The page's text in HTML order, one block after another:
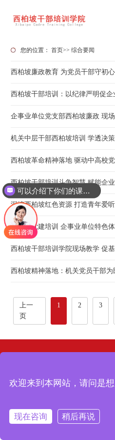
您的位置：首页>>综合要闻
西柏坡廉政教育 为党员干部守初
西柏坡干部培训：以纪律严明促企
企事业单位党支部西柏坡廉政 现
机关中层干部西柏坡培训 学透决
西柏坡革命精神落地 驱动中高校
西柏坡干部培训斗争智慧 赋能企
深挖西柏坡红色资源 打造青年爱
西柏坡党建培训 企事业单位特色
西柏坡干部培训学院现场教学 促
西柏坡精神落地：机关党员干部
上一
页
1 2 3
西柏坡干部学院 |西柏坡红色教育
欢迎来到本网站，请问是
现在咨询
稍后再说
在线咨询